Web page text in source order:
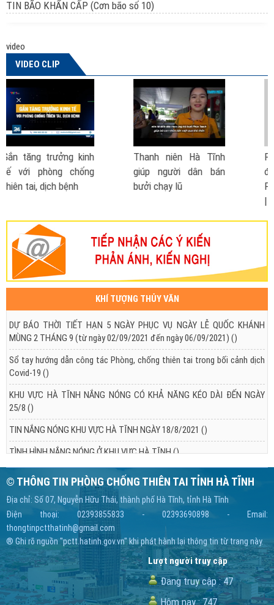
TIN BÃO KHẨN CẤP (Cơn bão số 10)
video
VIDEO CLIP
bán
Phó Thủ tướng nói về
đề xuất thành lập Bộ
Phòng chống thiên tai
Cách phòng chống
- lũ lụt
KHÍ TƯỢNG THỦY VĂN
DỰ BÁO THỜI TIẾT HẠN 5 NGÀY PHỤC VỤ NGÀY LỄ QUỐC KHÁNH
MÙNG 2 THÁNG 9 (từ ngày 02/09/2021 đến ngày 06/09/2021) ()
Sổ tay hướng dẫn công tác Phòng, chống thiên tai trong bối cảnh dịch
Covid-19 ()
KHU VỰC HÀ TĨNH NẮNG NÓNG CÓ KHẢ NĂNG KÉO DÀI ĐẾN NGÀY
25/8 ()
TIN NẮNG NÓNG KHU VỰC HÀ TĨNH NGÀY 18/8/2021 ()
TÌNH HÌNH NẮNG NÓNG Ở KHU VỰC HÀ TĨNH()
© THÔNG TIN PHÒNG CHỐNG THIÊN TAI TỈNH HÀ TĨNH
Địa chỉ: Số 07, Nguyễn Hữu Thái, thành phố Hà Tĩnh, tỉnh Hà Tĩnh
Điện thoại: 02393855833 - 02393690898 - Email:
thongtinpctthatinh@gmail.com
® Ghi rõ nguồn "pctt.hatinh.gov.vn" khi phát hành lại thông tin từ trang này.
Lượt người truy cập
Đang truy cập : 47
Hôm nay : 747